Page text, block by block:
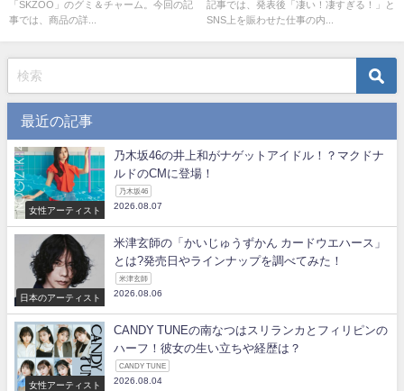
「SKZOO」のグミ＆チャーム。今回の記
事では、商品の詳...
記事では、発表後「凄い！凄すぎる！」と
SNS上を賑わせた仕事の内...
最近の記事
女性アーティスト
乃木坂46の井上和がナゲットアイドル！？マクドナ
ルドのCMに登場！
乃木坂46
2026.08.07
日本のアーティスト
米津玄師の「かいじゅうずかん カードウエハース」
とは?発売日やラインナップを調べてみた！
米津玄師
2026.08.06
女性アーティスト
CANDY TUNEの南なつはスリランカとフィリピンの
ハーフ！彼女の生い立ちや経歴は？
CANDY TUNE
2026.08.04